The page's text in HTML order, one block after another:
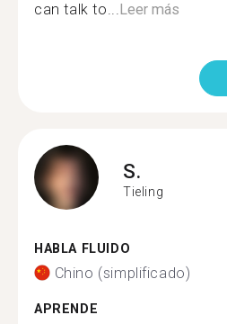
can talk to...Leer más
S.
Tieling
HABLA FLUIDO
Chino (simplificado)
APRENDE